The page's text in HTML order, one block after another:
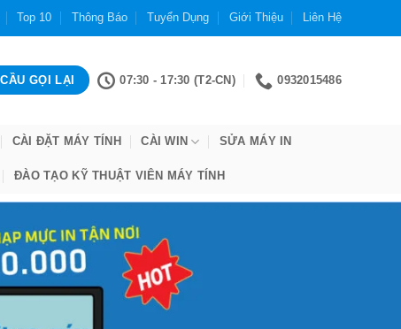
Top 10 Thông Báo Tuyển Dụng Giới Thiệu Liên Hệ
07:30 - 17:30 (T2-CN) 0932015486
CÀI ĐẶT MÁY TÍNH CÀI WIN SỬA MÁY IN
ĐÀO TẠO KỸ THUẬT VIÊN MÁY TÍNH